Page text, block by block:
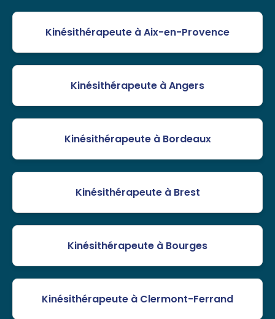
Kinésithérapeute à Aix-en-Provence
Kinésithérapeute à Angers
Kinésithérapeute à Bordeaux
Kinésithérapeute à Brest
Kinésithérapeute à Bourges
Kinésithérapeute à Clermont-Ferrand